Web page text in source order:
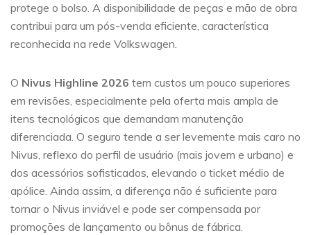
protege o bolso. A disponibilidade de peças e mão de obra
contribui para um pós-venda eficiente, característica
reconhecida na rede Volkswagen.
O Nivus Highline 2026 tem custos um pouco superiores
em revisões, especialmente pela oferta mais ampla de
itens tecnológicos que demandam manutenção
diferenciada. O seguro tende a ser levemente mais caro no
Nivus, reflexo do perfil de usuário (mais jovem e urbano) e
dos acessórios sofisticados, elevando o ticket médio de
apólice. Ainda assim, a diferença não é suficiente para
tornar o Nivus inviável e pode ser compensada por
promoções de lançamento ou bônus de fábrica.